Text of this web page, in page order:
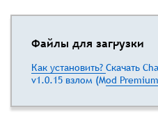
Файлы для загрузки
Как установить? Скачать
v1.0.15 взлом (Mod